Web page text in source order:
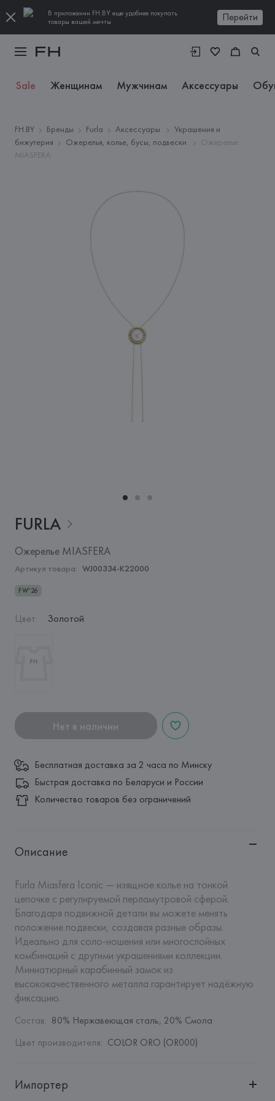
В приложении FH.BY еще удобнее покупать
товары вашей мечты
Перейти
Sale Женщинам Мужчинам Аксессуары
FH.BY Бренды Furla Аксессуары
Украшения и
бижутерия
Ожерелья, колье, бусы, подвески
Ожерелье
MIASFERA
FURLA
Ожерелье MIASFERA
Артикул товара: WJ00334-K22000
FW'26
Цвет: Золотой
Нет в наличии
Бесплатная доставка за 2 часа по Минску
Быстрая доставка по Беларуси и России
Количество товаров без ограничений
Описание
Furla Miasfera Iconic — изящное колье на тонкой
цепочке с регулируемой перламутровой сферой.
Благодаря подвижной детали вы можете менять
положение подвески, создавая разные образы.
Идеально для соло-ношения или многослойных
комбинаций с другими украшениями коллекции.
Миниатюрный карабинный замок из
высококачественного металла гарантирует надёжную
фиксацию.
Состав: 80% Нержавеющая сталь, 20% Смола
Цвет производителя: COLOR ORO (OR000)
Импортер